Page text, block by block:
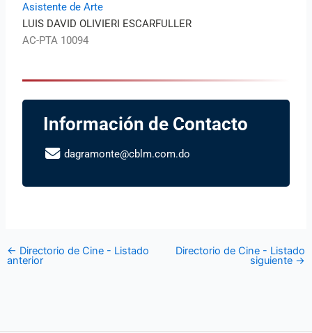
Asistente de Arte
LUIS DAVID OLIVIERI ESCARFULLER
AC-PTA 10094
Información de Contacto
dagramonte@cblm.com.do
← Directorio de Cine - Listado
anterior
Directorio de Cine - Listado
siguiente →